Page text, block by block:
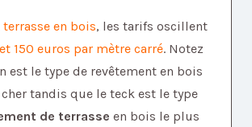
terrasse en bois, les tarifs oscillent
150 euros par mètre carré. Notez
est le type de revêtement en bois
tandis que le teck est le type
de terrasse en bois le plus